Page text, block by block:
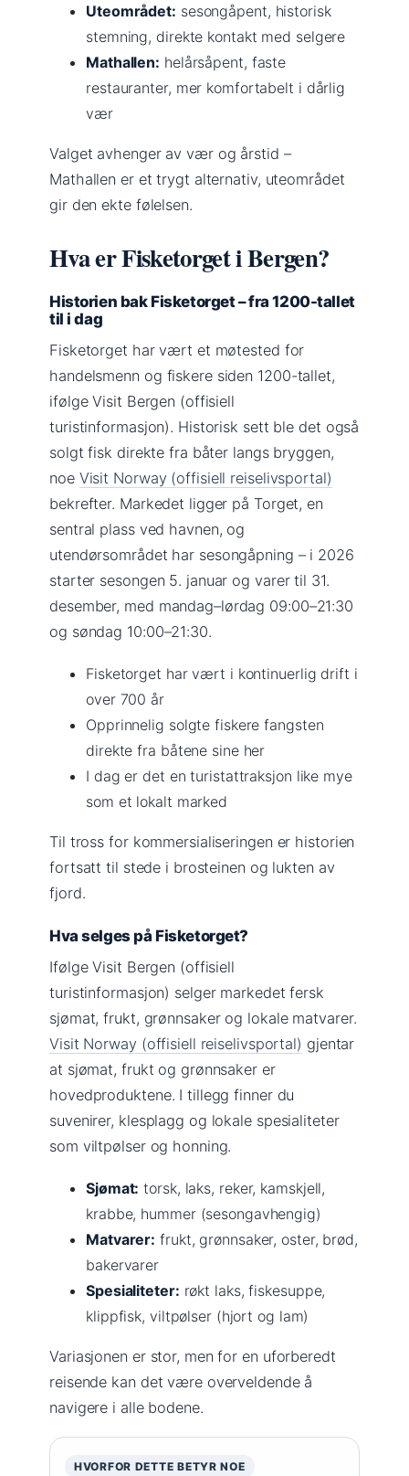
Uteområdet: sesongåpent, historisk
stemning, direkte kontakt med selgere
Mathallen: helårsåpent, faste
restauranter, mer komfortabelt i dårlig
vær
Valget avhenger av vær og årstid –
Mathallen er et trygt alternativ, uteområdet
gir den ekte følelsen.
Hva er Fisketorget i Bergen?
Historien bak Fisketorget – fra 1200-tallet
til i dag
Fisketorget har vært et møtested for
handelsmenn og fiskere siden 1200-tallet,
ifølge Visit Bergen (offisiell
turistinformasjon). Historisk sett ble det også
solgt fisk direkte fra båter langs bryggen,
noe Visit Norway (offisiell reiselivsportal)
bekrefter. Markedet ligger på Torget, en
sentral plass ved havnen, og
utendørsområdet har sesongåpning – i 2026
starter sesongen 5. januar og varer til 31.
desember, med mandag–lørdag 09:00–21:30
og søndag 10:00–21:30.
Fisketorget har vært i kontinuerlig drift i
over 700 år
Opprinnelig solgte fiskere fangsten
direkte fra båtene sine her
I dag er det en turistattraksjon like mye
som et lokalt marked
Til tross for kommersialiseringen er historien
fortsatt til stede i brosteinen og lukten av
fjord.
Hva selges på Fisketorget?
Ifølge Visit Bergen (offisiell
turistinformasjon) selger markedet fersk
sjømat, frukt, grønnsaker og lokale matvarer.
Visit Norway (offisiell reiselivsportal) gjentar
at sjømat, frukt og grønnsaker er
hovedproduktene. I tillegg finner du
suvenirer, klesplagg og lokale spesialiteter
som viltpølser og honning.
Sjømat: torsk, laks, reker, kamskjell,
krabbe, hummer (sesongavhengig)
Matvarer: frukt, grønnsaker, oster, brød,
bakervarer
Spesialiteter: røkt laks, fiskesuppe,
klippfisk, viltpølser (hjort og lam)
Variasjonen er stor, men for en uforberedt
reisende kan det være overveldende å
navigere i alle bodene.
HVORFOR DETTE BETYR NOE